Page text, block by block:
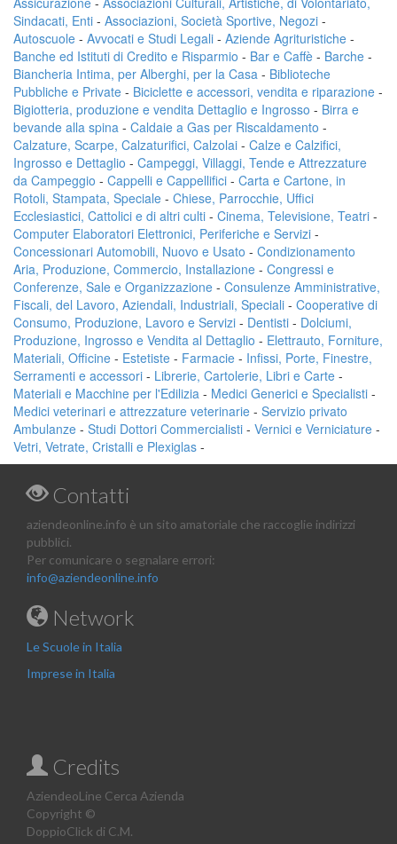
Sindacati, Enti - Associazioni, Società Sportive, Negozi -
Autoscuole - Avvocati e Studi Legali - Aziende Agrituristiche -
Banche ed Istituti di Credito e Risparmio - Bar e Caffè - Barche -
Biancheria Intima, per Alberghi, per la Casa - Biblioteche
Pubbliche e Private - Biciclette e accessori, vendita e riparazione -
Bigiotteria, produzione e vendita Dettaglio e Ingrosso - Birra e
bevande alla spina - Caldaie a Gas per Riscaldamento -
Calzature, Scarpe, Calzaturifici, Calzolai - Calze e Calzifici,
Ingrosso e Dettaglio - Campeggi, Villaggi, Tende e Attrezzature
da Campeggio - Cappelli e Cappellifici - Carta e Cartone, in
Rotoli, Stampata, Speciale - Chiese, Parrocchie, Uffici
Ecclesiastici, Cattolici e di altri culti - Cinema, Televisione, Teatri -
Computer Elaboratori Elettronici, Periferiche e Servizi -
Concessionari Automobili, Nuovo e Usato - Condizionamento
Aria, Produzione, Commercio, Installazione - Congressi e
Conferenze, Sale e Organizzazione - Consulenze Amministrative,
Fiscali, del Lavoro, Aziendali, Industriali, Speciali - Cooperative di
Consumo, Produzione, Lavoro e Servizi - Dentisti - Dolciumi,
Produzione, Ingrosso e Vendita al Dettaglio - Elettrauto, Forniture,
Materiali, Officine - Estetiste - Farmacie - Infissi, Porte, Finestre,
Serramenti e accessori - Librerie, Cartolerie, Libri e Carte -
Materiali e Macchine per l'Edilizia - Medici Generici e Specialisti -
Medici veterinari e attrezzature veterinarie - Servizio privato
Ambulanze - Studi Dottori Commercialisti - Vernici e Verniciature -
Vetri, Vetrate, Cristalli e Plexiglas -
Contatti
aziendeonline.info è un sito amatoriale che raccoglie indirizzi
pubblici.
Per comunicare o segnalare errori:
info@aziendeonline.info
Network
Le Scuole in Italia
Imprese in Italia
Credits
AziendeoLine Cerca Azienda
Copyright ©
DoppioClick di C.M.